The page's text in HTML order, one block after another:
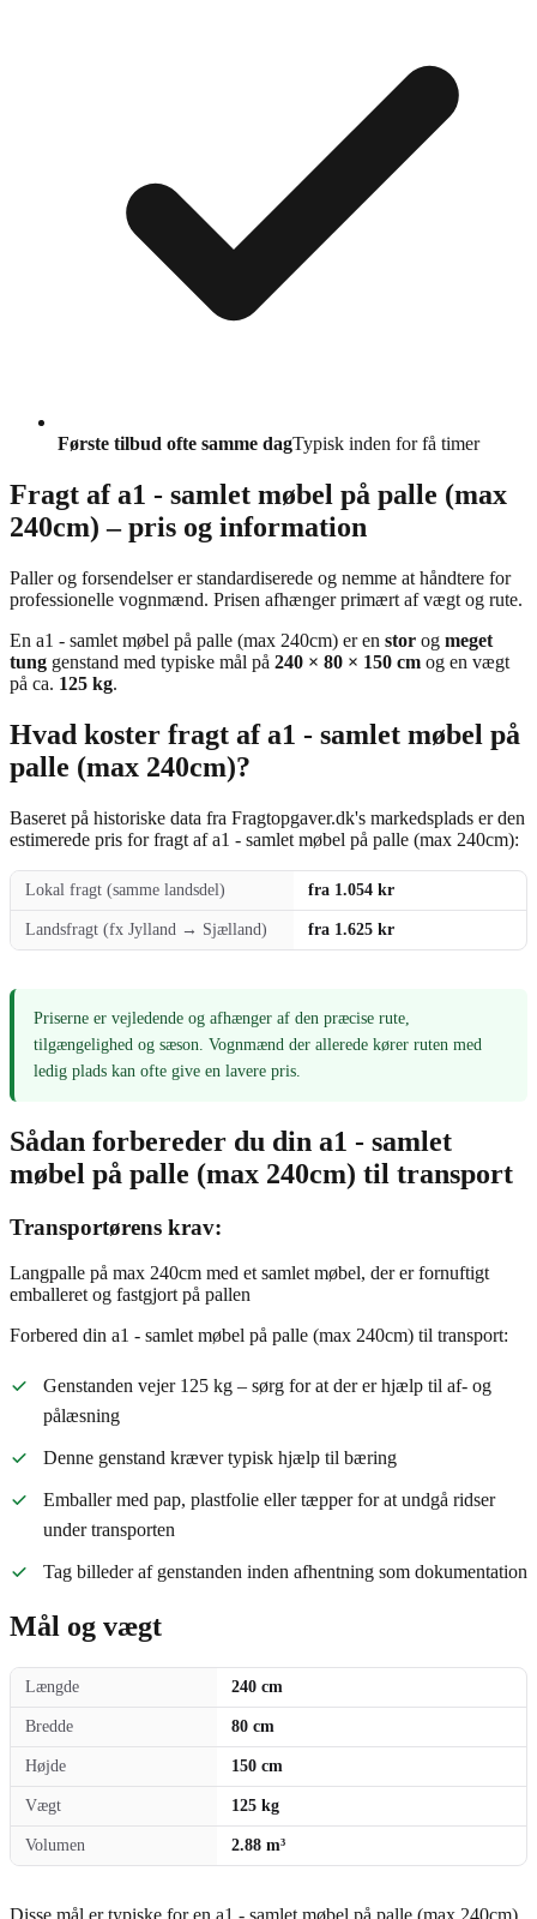
Første tilbud ofte samme dagTypisk inden for få timer
Fragt af a1 - samlet møbel på palle (max
240cm) – pris og information
Paller og forsendelser er standardiserede og nemme at håndtere for
professionelle vognmænd. Prisen afhænger primært af vægt og rute.
En a1 - samlet møbel på palle (max 240cm) er en stor og meget
tung genstand med typiske mål på 240 × 80 × 150 cm og en vægt
på ca. 125 kg.
Hvad koster fragt af a1 - samlet møbel på
palle (max 240cm)?
Baseret på historiske data fra Fragtopgaver.dk's markedsplads er den
estimerede pris for fragt af a1 - samlet møbel på palle (max 240cm):
Lokal fragt (samme landsdel) fra 1.054 kr
Landsfragt (fx Jylland → Sjælland) fra 1.625 kr
Priserne er vejledende og afhænger af den præcise rute,
tilgængelighed og sæson. Vognmænd der allerede kører ruten med
ledig plads kan ofte give en lavere pris.
Sådan forbereder du din a1 - samlet
møbel på palle (max 240cm) til transport
Transportørens krav:
Langpalle på max 240cm med et samlet møbel, der er fornuftigt
emballeret og fastgjort på pallen
Forbered din a1 - samlet møbel på palle (max 240cm) til transport:
Genstanden vejer 125 kg – sørg for at der er hjælp til af- og
pålæsning
Denne genstand kræver typisk hjælp til bæring
Emballer med pap, plastfolie eller tæpper for at undgå ridser
under transporten
Tag billeder af genstanden inden afhentning som dokumentation
Mål og vægt
Længde 240 cm
Bredde 80 cm
Højde 150 cm
Vægt 125 kg
Volumen 2.88 m³